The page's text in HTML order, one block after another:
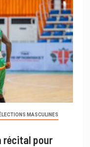
MASCULINES
récital pour